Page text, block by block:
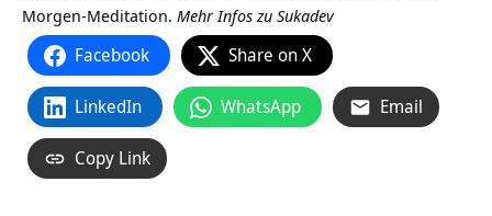
Morgen-Meditation. Mehr Infos zu Sukadev
Facebook Share on X
LinkedIn WhatsApp Email
Copy Link